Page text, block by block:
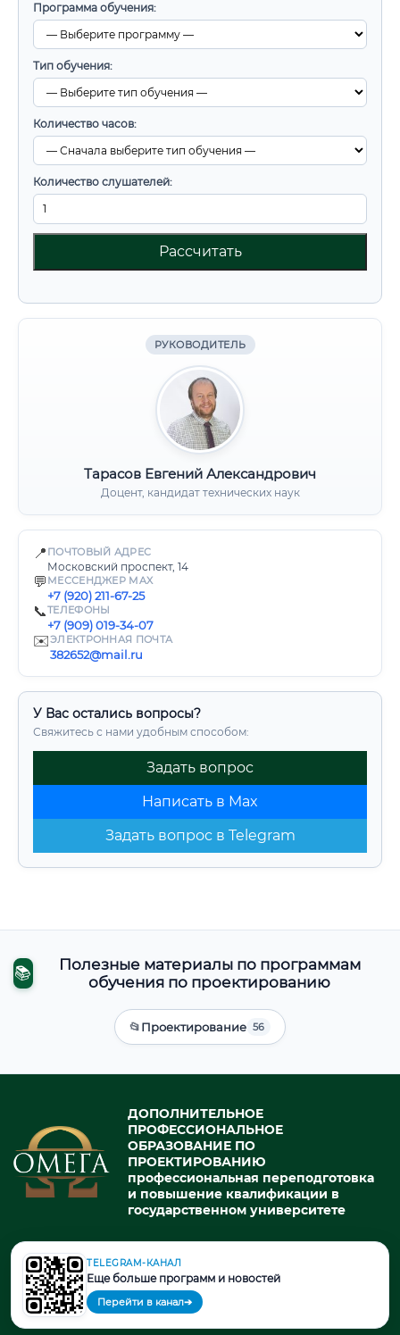
Программа обучения:
Тип обучения:
Количество часов:
Количество слушателей:
Рассчитать
РУКОВОДИТЕЛЬ
Тарасов Евгений Александрович
Доцент, кандидат технических наук
📍 ПОЧТОВЫЙ АДРЕС
Московский проспект, 14
💬 МЕССЕНДЖЕР MAX
+7 (920) 211-67-25
📞ТЕЛЕФОНЫ
+7 (909) 019-34-07
✉️ЭЛЕКТРОННАЯ ПОЧТА
382652@mail.ru
У Вас остались вопросы?
Свяжитесь с нами удобным способом:
Задать вопрос
Написать в Max
Задать вопрос в Telegram
📚
Полезные материалы по программам
обучения по проектированию
📂Проектирование 56
ДОПОЛНИТЕЛЬНОЕ
ПРОФЕССИОНАЛЬНОЕ
ОБРАЗОВАНИЕ ПО
ПРОЕКТИРОВАНИЮ
профессиональная переподготовка
и повышение квалификации в
государственном университете
© 2026. При использовании материалов портала активная ссылка
на источник обязательна.
TELEGRAM-КАНАЛ
Еще больше программ и новостей
Перейти в канал➔